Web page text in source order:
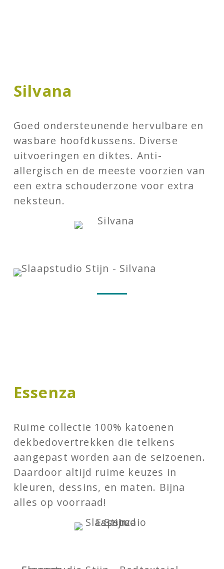
Silvana
Goed ondersteunende hervulbare en
wasbare hoofdkussens. Diverse
uitvoeringen en diktes. Anti-
allergisch en de meeste voorzien van
een extra schouderzone voor extra
neksteun.
Essenza
Ruime collectie 100% katoenen
dekbedovertrekken die telkens
aangepast worden aan de seizoenen.
Daardoor altijd ruime keuzes in
kleuren, dessins, en maten. Bijna
alles op voorraad!